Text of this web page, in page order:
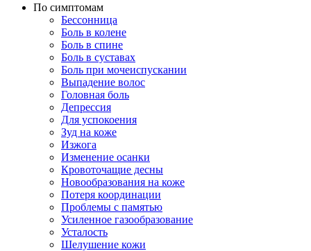
По симптомам
Бессонница
Боль в колене
Боль в спине
Боль в суставах
Боль при мочеиспускании
Выпадение волос
Головная боль
Депрессия
Для успокоения
Зуд на коже
Изжога
Изменение осанки
Кровоточащие десны
Новообразования на коже
Потеря координации
Проблемы с памятью
Усиленное газообразование
Усталость
Шелушение кожи